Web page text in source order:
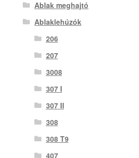
Ablak meghajtó
Ablaklehúzók
206
207
3008
307 I
307 II
308
308 T9
407